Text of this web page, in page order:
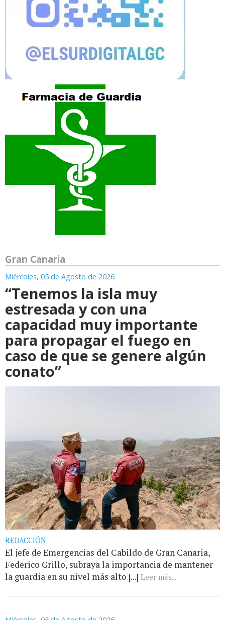
Gran Canaria
Miércoles, 05 de Agosto de 2026
“Tenemos la isla muy
estresada y con una
capacidad muy importante
para propagar el fuego en
caso de que se genere algún
conato”
REDACCIÓN
El jefe de Emergencias del Cabildo de Gran Canaria,
Federico Grillo, subraya la importancia de mantener
la guardia en su nivel más alto [...] Leer más...